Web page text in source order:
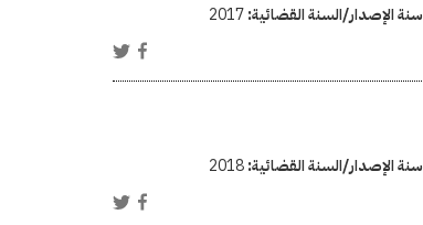
سنة الإصدار/السنة القضائية:2017
سنة الإصدار/السنة القضائية:2018